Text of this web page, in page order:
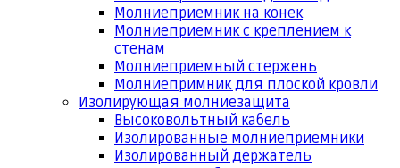
Молниеприемник на конек
Молниеприемник с креплением к
стенам
Молниеприемный стержень
Молниепримник для плоской кровли
Изолирующая молниезащита
Высоковольтный кабель
Изолированные молниеприемники
Изолированный держатель